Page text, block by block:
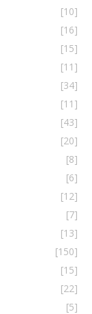
[10]
[16]
[15]
[11]
[34]
[11]
[43]
[20]
[8]
[6]
[12]
[7]
[13]
[150]
[15]
[22]
[5]